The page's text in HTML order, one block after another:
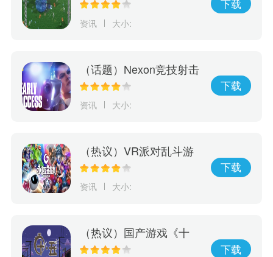
推出
资讯 大小:
下载
（话题）Nexon竞技射击
游戏《幕后高手》5月19
资讯 大小:
下载
（热议）VR派对乱斗游
戏《永恒对决》将于6/7
PICO4和SteamVR登场
资讯 大小:
下载
（热议）国产游戏《十
五》发布预告片，将于5
下载